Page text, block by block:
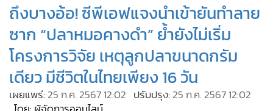
• การเมือง
• ท่องเที่ยว
• กีฬา
• ต่างประเทศ
• Special Scoop
ถึงบางอ้อ! ซีพีเอฟแจงนำเข้ายันทำลาย
ซาก “ปลาหมอคางดำ” ย้ำยังไม่เริ่ม
โครงการวิจัย เหตุลูกปลาขนาดกรัม
เดียว มีชีวิตในไทยเพียง 16 วัน
เผยแพร่: 25 ก.ค. 2567 12:02 ปรับปรุง: 25 ก.ค. 2567 12:02